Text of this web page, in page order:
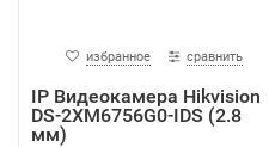
избранное сравнить
IP Видеокамера Hikvision
DS-2XM6756G0-IDS (2.8
мм)